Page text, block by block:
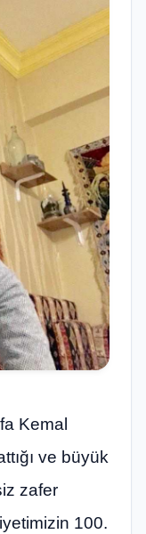
Kemal
ve büyük
zafer
100.